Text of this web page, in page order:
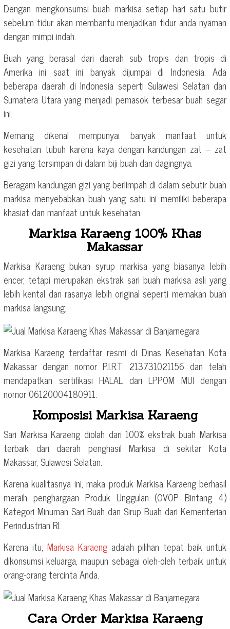
Dengan mengkonsumsi buah markisa setiap hari satu butir
sebelum tidur akan membantu menjadikan tidur anda nyaman
dengan mimpi indah.
Buah yang berasal dari daerah sub tropis dan tropis di
Amerika ini saat ini banyak dijumpai di Indonesia. Ada
beberapa daerah di Indonesia seperti Sulawesi Selatan dan
Sumatera Utara yang menjadi pemasok terbesar buah segar
ini.
Memang dikenal mempunyai banyak manfaat untuk
kesehatan tubuh karena kaya dengan kandungan zat – zat
gizi yang tersimpan di dalam biji buah dan dagingnya.
Beragam kandungan gizi yang berlimpah di dalam sebutir buah
markisa menyebabkan buah yang satu ini memiliki beberapa
khasiat dan manfaat untuk kesehatan.
Markisa Karaeng 100% Khas
Makassar
Markisa Karaeng bukan syrup markisa yang biasanya lebih
encer, tetapi merupakan ekstrak sari buah markisa asli yang
lebih kental dan rasanya lebih original seperti memakan buah
markisa langsung.
Markisa Karaeng terdaftar resmi di Dinas Kesehatan Kota
Makassar dengan nomor P.I.R.T. 213731021156 dan telah
mendapatkan sertifikasi HALAL dari LPPOM MUI dengan
nomor 06120004180911.
Komposisi Markisa Karaeng
Sari Markisa Karaeng diolah dari 100% ekstrak buah Markisa
terbaik dari daerah penghasil Markisa di sekitar Kota
Makassar, Sulawesi Selatan.
Karena kualitasnya ini, maka produk Markisa Karaeng berhasil
meraih penghargaan Produk Unggulan (OVOP Bintang 4)
Kategori Minuman Sari Buah dan Sirup Buah dari Kementerian
Perindustrian RI.
Karena itu, Markisa Karaengadalah pilihan tepat baik untuk
dikonsumsi keluarga, maupun sebagai oleh-oleh terbaik untuk
orang-orang tercinta Anda.
Cara Order Markisa Karaeng